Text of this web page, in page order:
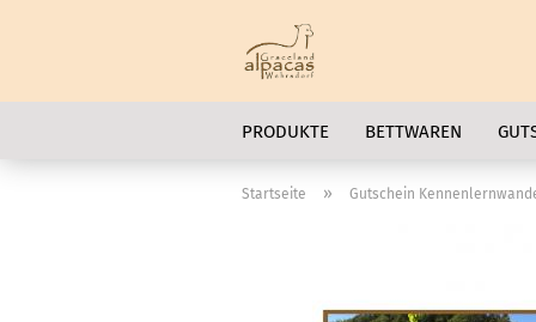
PRODUKTE BETTWAREN
Startseite » Gutschein